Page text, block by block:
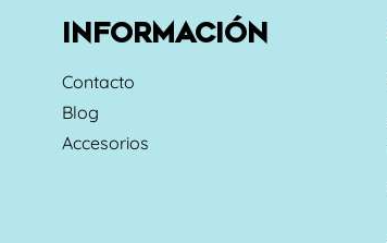
INFORMACIÓN
Contacto
Blog
Accesorios